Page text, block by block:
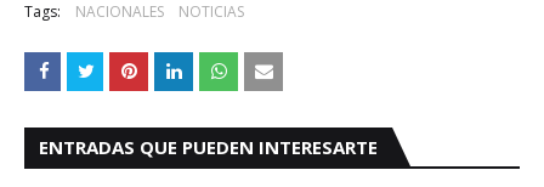
Tags: NACIONALES NOTICIAS
ENTRADAS QUE PUEDEN INTERESARTE